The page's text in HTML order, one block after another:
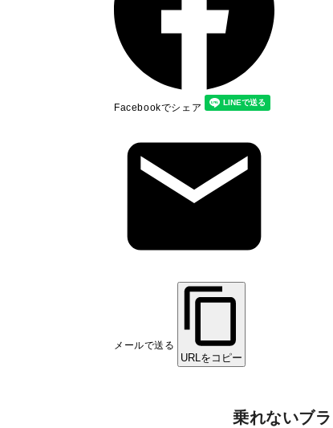
Facebookでシェア
メールで送る
URLをコピー
乗れないブ